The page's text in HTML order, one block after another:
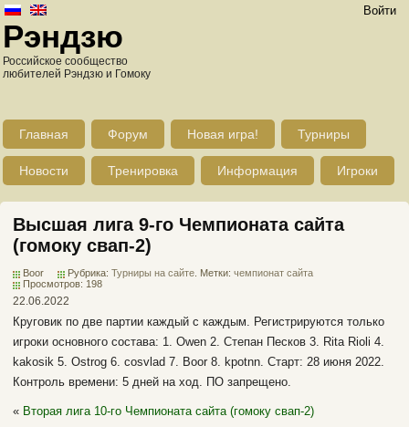
Войти
Рэндзю
Российское сообщество
любителей Рэндзю и Гомоку
Главная Форум Новая игра! Турниры
Новости Тренировка Информация Игроки
Высшая лига 9-го Чемпионата сайта
(гомоку свап-2)
Boor Рубрика: Турниры на сайте . Метки: чемпионат сайта
Просмотров: 198
22.06.2022
Круговик по две партии каждый с каждым. Регистрируются только
игроки основного состава: 1. Owen 2. Степан Песков 3. Rita Rioli 4.
kakosik 5. Ostrog 6. cosvlad 7. Boor 8. kpotnn. Старт: 28 июня 2022.
Контроль времени: 5 дней на ход. ПО запрещено.
« Вторая лига 10-го Чемпионата сайта (гомоку свап-2)